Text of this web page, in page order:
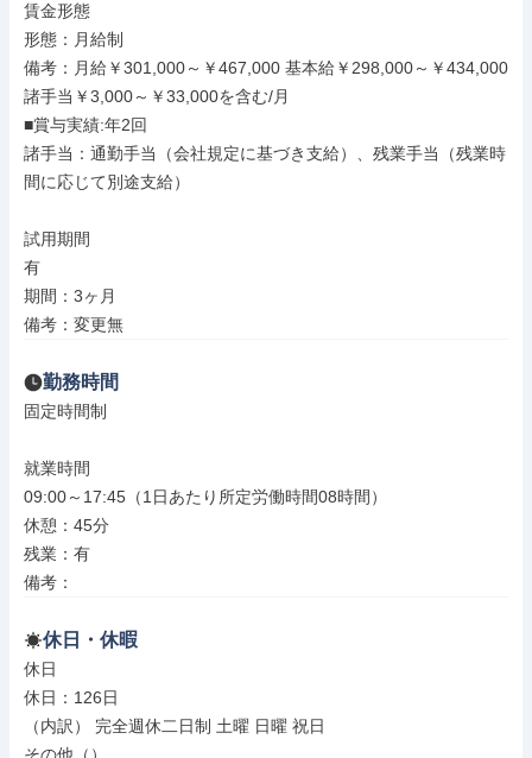
賃金形態
形態：月給制
備考：月給￥301,000～￥467,000 基本給￥298,000～￥434,000
諸手当￥3,000～￥33,000を含む/月
■賞与実績:年2回
諸手当：通勤手当（会社規定に基づき支給）、残業手当（残業時
間に応じて別途支給）
試用期間
有
期間：3ヶ月
備考：変更無
勤務時間
固定時間制
就業時間
09:00～17:45（1日あたり所定労働時間08時間）
休憩：45分
残業：有
備考：
休日・休暇
休日
休日：126日
（内訳） 完全週休二日制 土曜 日曜 祝日